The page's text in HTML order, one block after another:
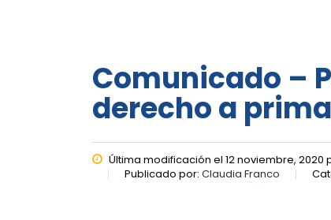
Comunicado –
derecho a
Última modificación el 12 noviembre, 2020
Publicado por: Claudia Franco